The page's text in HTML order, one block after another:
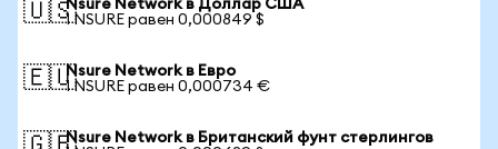
🇺🇸Nsure Network в Доллар США
1 NSURE равен 0,000849 $
🇪🇺Nsure Network в Евро
1 NSURE равен 0,000734 €
Nsure Network в Британский фунт стерлингов